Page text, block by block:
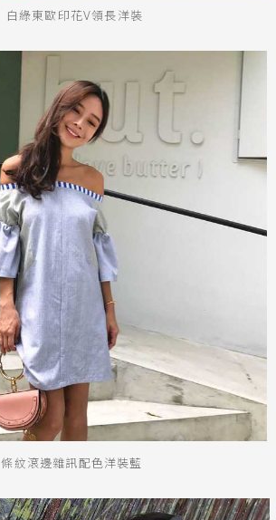
白綠東歐印花V領長洋裝
條紋滾邊雜訊配色洋裝藍